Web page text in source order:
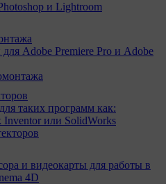
и Lightroom
Adobe Premiere Pro и Adobe
таких программ как:
или SolidWorks
и видеокарты для работы в
4D